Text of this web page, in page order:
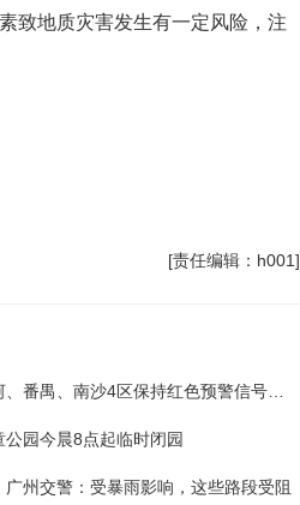
致地质灾害发生有一定风险，注
[责任编辑：h001]
公园今晨8点起临时闭园
广州交警：受暴雨影响，这些路段受阻